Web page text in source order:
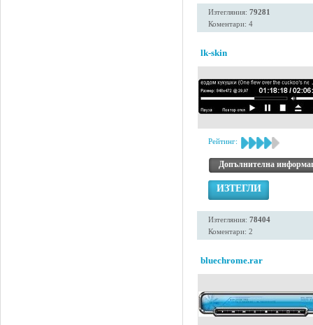
Изтегляния: 79281
Коментари: 4
lk-skin
Рейтинг:
Допълнителна
ИЗТЕГЛИ
Изтегляния: 78404
Коментари: 2
bluechrome.rar